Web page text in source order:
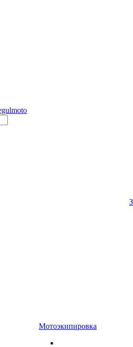
Мотоэкипировка